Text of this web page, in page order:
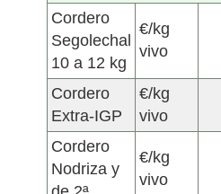
Cordero
Segolechal
10 a 12 kg
€/kg
vivo
Cordero
Extra-IGP
€/kg
vivo
Cordero
Nodriza y
€/kg
vivo